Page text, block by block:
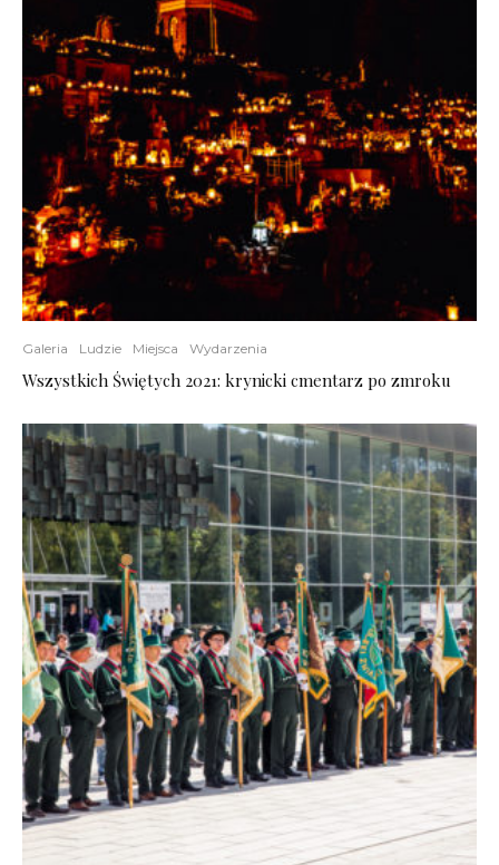
Galeria Ludzie Miejsca Wydarzenia
Wszystkich Świętych 2021: krynicki cmentarz po zmroku